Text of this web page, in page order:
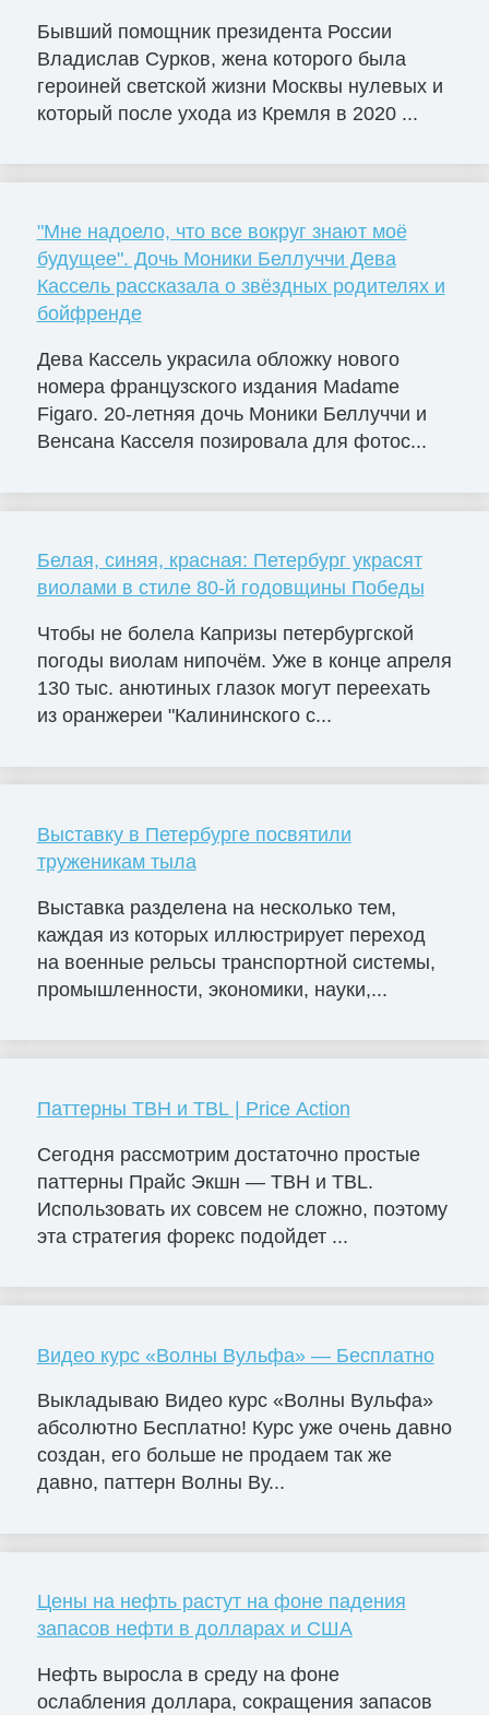
Бывший помощник президента России
Владислав Сурков, жена которого была
героиней светской жизни Москвы нулевых и
который после ухода из Кремля в 2020 ...
"Мне надоело, что все вокруг знают моё
будущее". Дочь Моники Беллуччи Дева
Кассель рассказала о звёздных родителях и
бойфренде
Дева Кассель украсила обложку нового
номера французского издания Madame
Figaro. 20-летняя дочь Моники Беллуччи и
Венсана Касселя позировала для фотос...
Белая, синяя, красная: Петербург украсят
виолами в стиле 80-й годовщины Победы
Чтобы не болела Капризы петербургской
погоды виолам нипочём. Уже в конце апреля
130 тыс. анютиных глазок могут переехать
из оранжереи "Калининского с...
Выставку в Петербурге посвятили
труженикам тыла
Выставка разделена на несколько тем,
каждая из которых иллюстрирует переход
на военные рельсы транспортной системы,
промышленности, экономики, науки,...
Паттерны TBH и TBL | Price Action
Сегодня рассмотрим достаточно простые
паттерны Прайс Экшн — TBH и TBL.
Использовать их совсем не сложно, поэтому
эта стратегия форекс подойдет ...
Видео курс «Волны Вульфа» — Бесплатно
Выкладываю Видео курс «Волны Вульфа»
абсолютно Бесплатно! Курс уже очень давно
создан, его больше не продаем так же
давно, паттерн Волны Ву...
Цены на нефть растут на фоне падения
запасов нефти в долларах и США
Нефть выросла в среду на фоне
ослабления доллара, сокращения запасов